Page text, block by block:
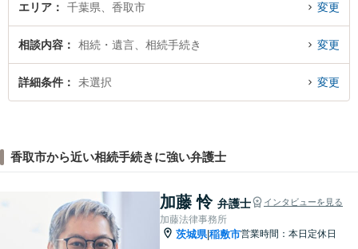
エリア 千葉県、香取市 変更
相談内容 相続・遺言、相続手続き 変更
詳細条件 未選択 変更
香取市から近い相続手続きに強い弁護士
加藤 怜 弁護士 インタビューを見る
加藤法律事務所
茨城県|稲敷市営業時間：本日定休日